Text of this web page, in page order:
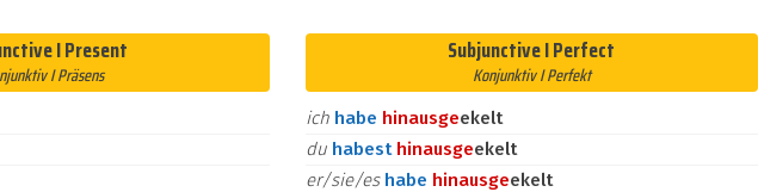
I Present
I Präsens
Subjunctive I Perfect
Konjunktiv I Perfekt
ich habe hinausgeekelt
du habest hinausgeekelt
er/sie/es habe hinausgeekelt